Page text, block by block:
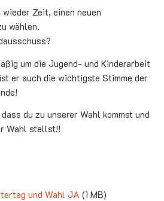
Zeit, einen neuen
wählen.
um die Jugend- und Kinderarbeit
er auch die wichtigste Stimme der
du zu unserer Wahl kommst und
Wahl stellst!!
und Wahl JA (1 MB)